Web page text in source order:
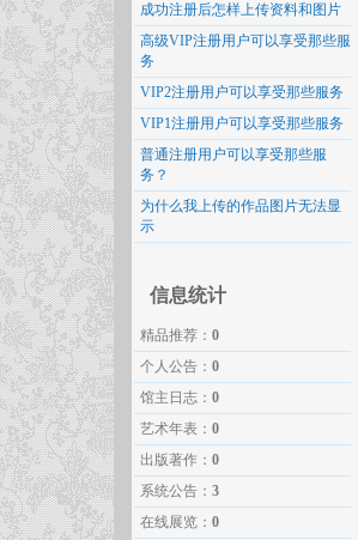
成功注册后怎样上传资料和图片
高级VIP注册用户可以享受那些服
务
VIP2注册用户可以享受那些服务
VIP1注册用户可以享受那些服务
普通注册用户可以享受那些服
务？
为什么我上传的作品图片无法显
示
信息统计
精品推荐： 0
个人公告： 0
馆主日志： 0
艺术年表： 0
出版著作： 0
系统公告： 3
在线展览： 0